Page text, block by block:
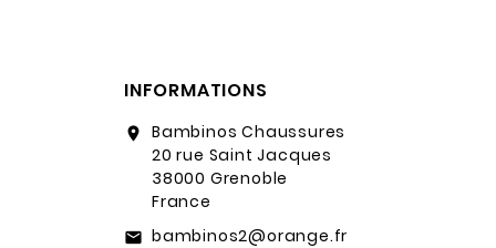
INFORMATIONS
location_on
Bambinos Chaussures
20 rue Saint Jacques
38000 Grenoble
France
email bambinos2@orange.fr